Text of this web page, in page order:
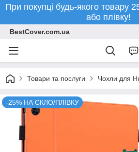
При покупці будь-якого товару
або плівку!
BestCover.com.ua
Товари та послуги Чохли для
-25% НА СКЛО/ПЛІВКУ